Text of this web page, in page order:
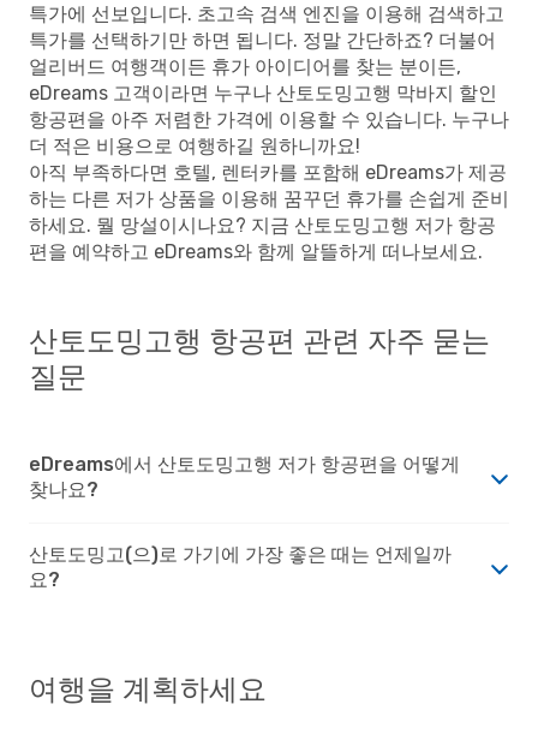
특가에 선보입니다. 초고속 검색 엔진을 이용해 검색하고
특가를 선택하기만 하면 됩니다. 정말 간단하죠? 더불어
얼리버드 여행객이든 휴가 아이디어를 찾는 분이든,
eDreams 고객이라면 누구나 산토도밍고행 막바지 할인
항공편을 아주 저렴한 가격에 이용할 수 있습니다. 누구나
더 적은 비용으로 여행하길 원하니까요!
아직 부족하다면 호텔, 렌터카를 포함해 eDreams가 제공
하는 다른 저가 상품을 이용해 꿈꾸던 휴가를 손쉽게 준비
하세요. 뭘 망설이시나요? 지금 산토도밍고행 저가 항공
편을 예약하고 eDreams와 함께 알뜰하게 떠나보세요.
산토도밍고행 항공편 관련 자주 묻는
질문
eDreams에서 산토도밍고행 저가 항공편을 어떻게
찾나요?
산토도밍고(으)로 가기에 가장 좋은 때는 언제일까
요?
여행을 계획하세요